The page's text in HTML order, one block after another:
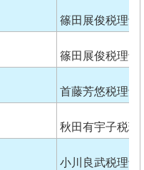
篠田展俊税理士
篠田展俊税理士
首藤芳悠税理士
秋田有宇子税理
小川良武税理士